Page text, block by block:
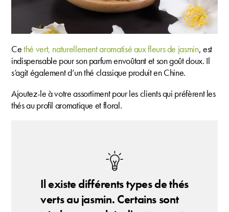
Cethé vert, naturellement aromatisé aux fleurs de jasmin, est
indispensable pour son parfum envoûtant et son goût doux. Il
s’agit également d’un thé classique produit en Chine.
Ajoutez-le à votre assortiment pour les clients qui préfèrent les
thés au profil aromatique et floral.
Il existe différents types de thés
verts au jasmin. Certains sont